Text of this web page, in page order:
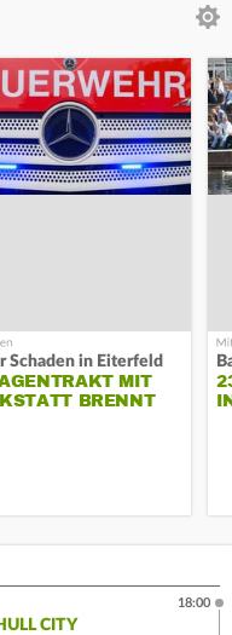
Schaden in Eiterfeld
MIT
BRENNT
CITY
18:00